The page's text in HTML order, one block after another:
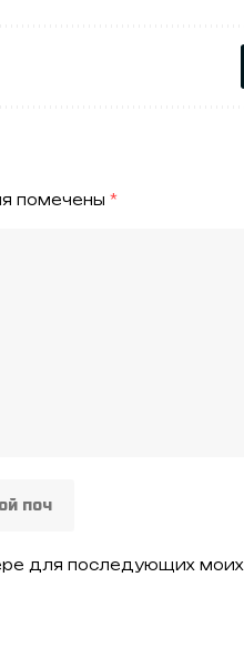
помечены *
для последующих моих